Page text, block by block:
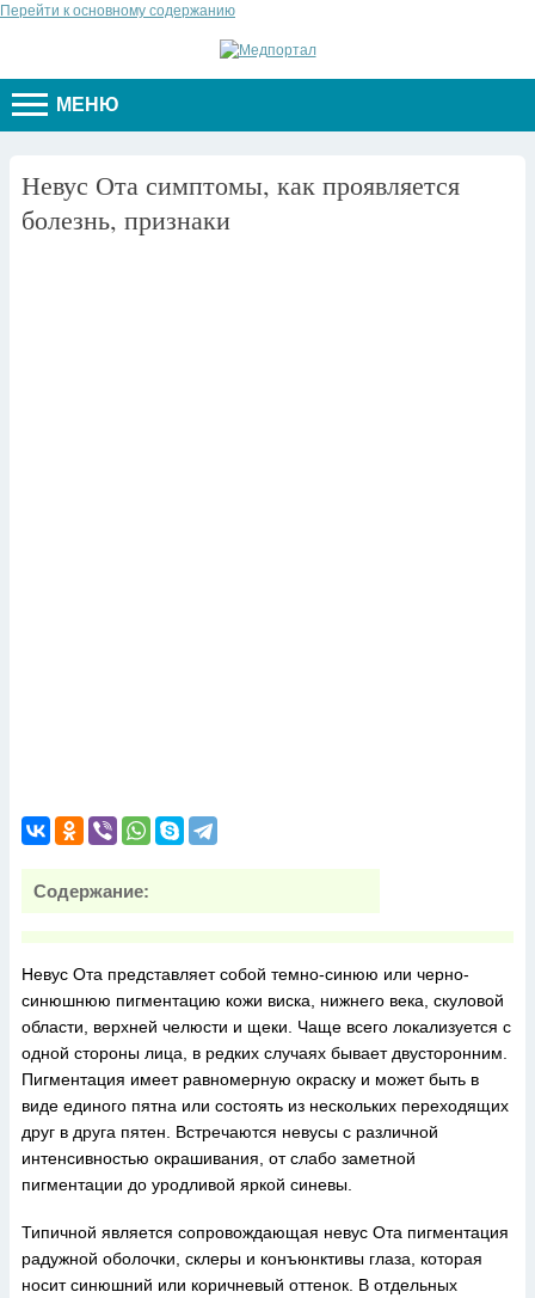
Перейти к основному содержанию
МЕНЮ
Невус Ота симптомы, как проявляется
болезнь, признаки
Содержание:
Невус Ота представляет собой темно-синюю или черно-
синюшнюю пигментацию кожи виска, нижнего века, скуловой
области, верхней челюсти и щеки. Чаще всего локализуется с
одной стороны лица, в редких случаях бывает двусторонним.
Пигментация имеет равномерную окраску и может быть в
виде единого пятна или состоять из нескольких переходящих
друг в друга пятен. Встречаются невусы с различной
интенсивностью окрашивания, от слабо заметной
пигментации до уродливой яркой синевы.
Типичной является сопровождающая невус Ота пигментация
радужной оболочки, склеры и конъюнктивы глаза, которая
носит синюшний или коричневый оттенок. В отдельных